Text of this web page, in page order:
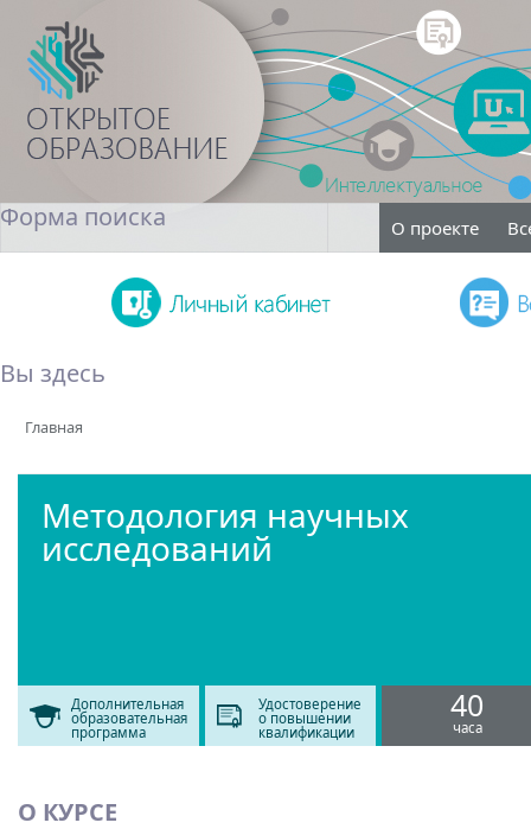
Форма поиска О проекте
Вы здесь
Главная
Методология научных
исследований
Дополнительная
образовательная
программа
Удостоверение
о повышении
квалификации
40
часа
О КУРСЕ